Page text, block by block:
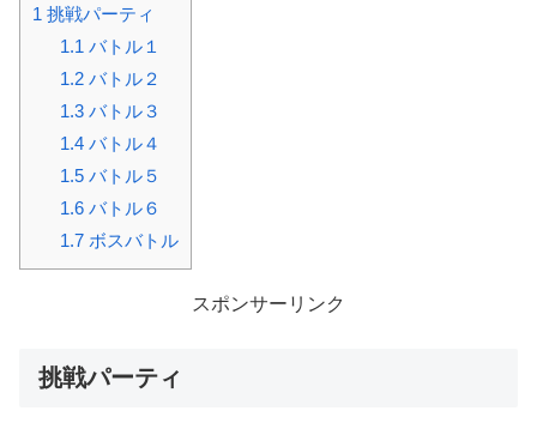
1 挑戦パーティ
1.1 バトル１
1.2バトル２
1.3バトル３
1.4バトル４
1.5バトル５
1.6バトル６
1.7ボスバトル
スポンサーリンク
挑戦パーティ